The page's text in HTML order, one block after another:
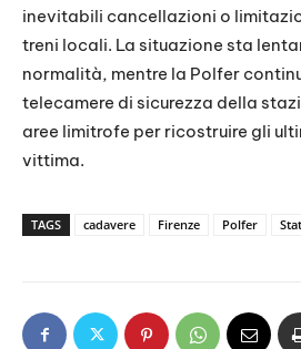
inevitabili cancellazioni o
treni locali. La situazione sta
normalità, mentre la Polfer
telecamere di sicurezza della
aree limitrofe per ricostruire gli
vittima.
TAGS cadavere Firenze Polfer